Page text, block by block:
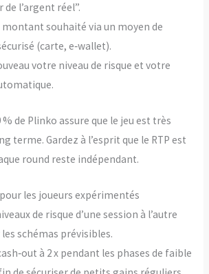
de l’argent réel”.
montant souhaité via un moyen de
(carte, e‑wallet).
votre niveau de risque et votre
% de Plinko assure que le jeu est très
terme. Gardez à l’esprit que le RTP est
round reste indépendant.
les joueurs expérimentés
de risque d’une session à l’autre
schémas prévisibles.
à 2 x pendant les phases de faible